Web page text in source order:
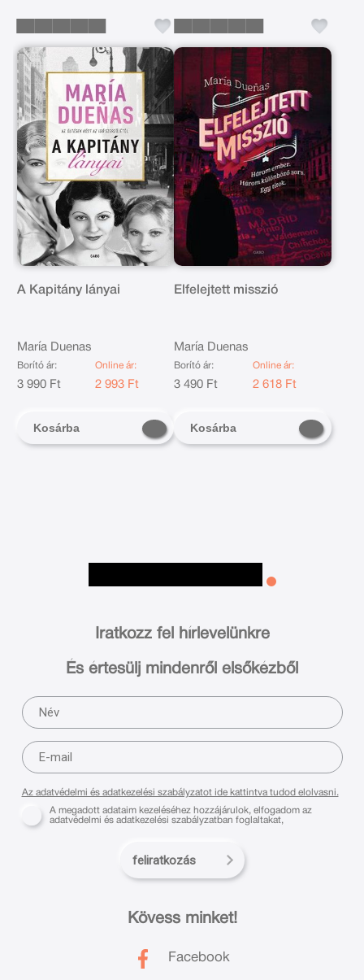
A Kapitány lányai
María Duenas
Borító ár:
3 990 Ft
Online ár:
2 993 Ft
Kosárba
Elfelejtett misszió
María Duenas
Borító ár:
3 490 Ft
Online ár:
2 618 Ft
Kosárba
Kövess minket!
Facebook
Iratkozz fel hírlevelünkre
És értesülj mindenről elsőkézből
Az adatvédelmi és adatkezelési szabályzatot ide kattintva tudod elolvasni.
A megadott adataim kezeléséhez hozzájárulok, elfogadom az
adatvédelmi és adatkezelési szabályzatban foglaltakat,
feliratkozás